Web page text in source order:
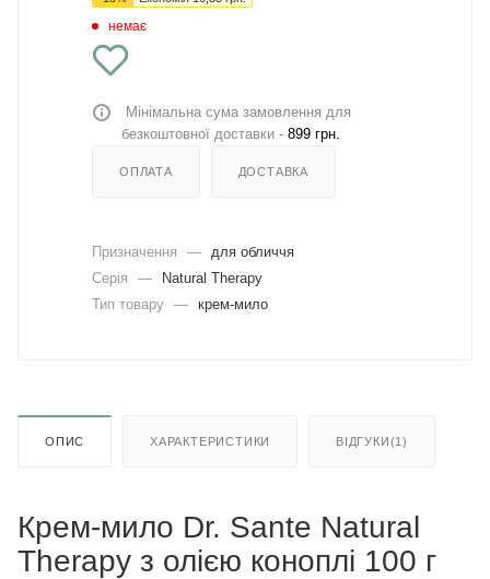
немає
Мінімальна сума замовлення для
безкоштовної доставки - 899 грн.
ОПЛАТА ДОСТАВКА
Призначення —
для обличчя
Серія
—
Natural Therapy
Тип товару — крем-мило
ОПИС ХАРАКТЕРИСТИКИ ВІДГУКИ(1)
Крем-мило Dr. Sante Natural
Therapy з олією коноплі 100 г